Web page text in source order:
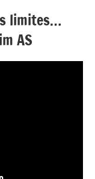
limites…
AS